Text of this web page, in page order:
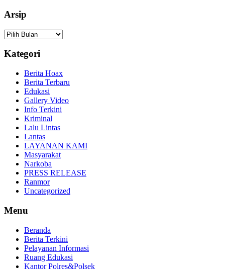
Arsip
Arsip
Kategori
Berita Hoax
Berita Terbaru
Edukasi
Gallery Video
Info Terkini
Kriminal
Lalu Lintas
Lantas
LAYANAN KAMI
Masyarakat
Narkoba
PRESS RELEASE
Ranmor
Uncategorized
Menu
Beranda
Berita Terkini
Pelayanan Informasi
Ruang Edukasi
Kantor Polres&Polsek